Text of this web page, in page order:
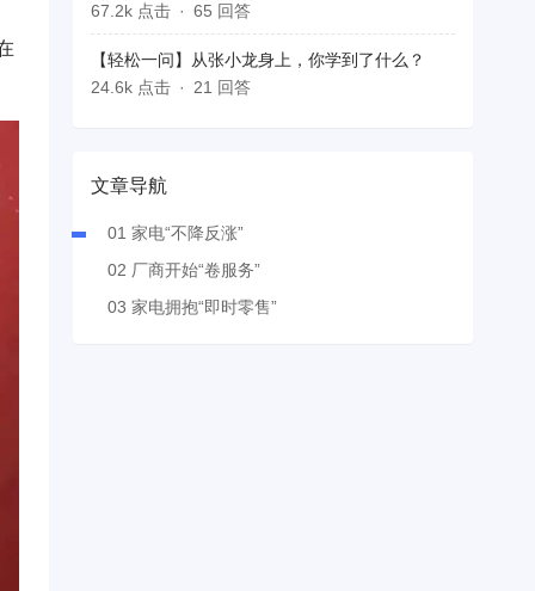
67.2k 点击
65 回答
【轻松一问】从张小龙身上，你学到了什么？
24.6k 点击
21 回答
文章导航
01 家电“不降反涨”
02 厂商开始“卷服务”
03 家电拥抱“即时零售”